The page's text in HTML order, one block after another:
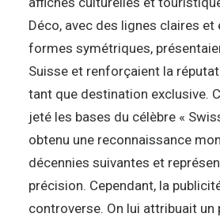
Déco, avec des lignes claires et
formes symétriques,
Suisse et renforçaient la
tant que destination exclusive.
jeté les bases du célèbre «
obtenu une reconnaissance
décennies suivantes et
précision. Cependant, la
controverse. On lui attribuait un